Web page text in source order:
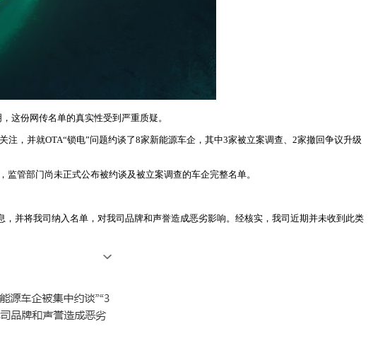
这份网传名单的真实性受到严重质疑。
，并就OTA“锁电”问题约谈了8家新能源车企，其中3家被立案调查、2家撤回争议升级
管部门尚未正式公布被约谈及被立案调查的车企完整名单。
并将我司纳入名单，对我司品牌和声誉造成恶劣影响。经核实，我司近期并未收到此类